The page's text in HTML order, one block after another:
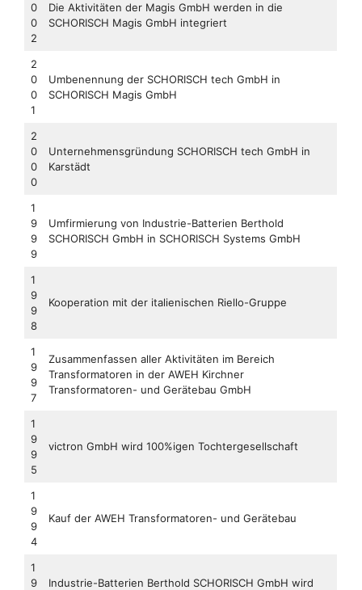
0
0
2
Die Aktivitäten der Magis GmbH werden in die
SCHORISCH Magis GmbH integriert
2
0
0
1
Umbenennung der SCHORISCH tech GmbH in
SCHORISCH Magis GmbH
2
0
0
0
Unternehmensgründung SCHORISCH tech GmbH in
Karstädt
1
9
9
9
Umfirmierung von Industrie-Batterien Berthold
SCHORISCH GmbH in SCHORISCH Systems GmbH
1
9
9
8
Kooperation mit der italienischen Riello-Gruppe
1
9
9
7
Zusammenfassen aller Aktivitäten im Bereich
Transformatoren in der AWEH Kirchner
Transformatoren- und Gerätebau GmbH
1
9
9
5
victron GmbH wird 100%igen Tochtergesellschaft
1
9
9
4
Kauf der AWEH Transformatoren- und Gerätebau
1
9
Industrie-Batterien Berthold SCHORISCH GmbH wird